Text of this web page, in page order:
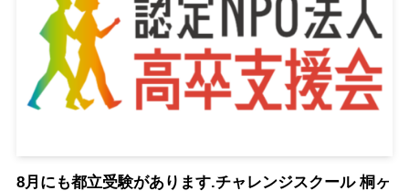
8月にも都立受験があります.チャレンジスクール 桐ヶ